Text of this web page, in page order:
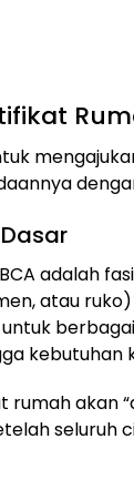
adalah
atau
kebutuhan
rumah akan
seluruh